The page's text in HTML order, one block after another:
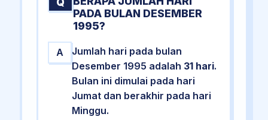
PADA BULAN DESEMBER
1995?
A
Jumlah hari pada bulan
Desember 1995 adalah 31 hari.
Bulan ini dimulai pada hari
Jumat dan berakhir pada hari
Minggu.